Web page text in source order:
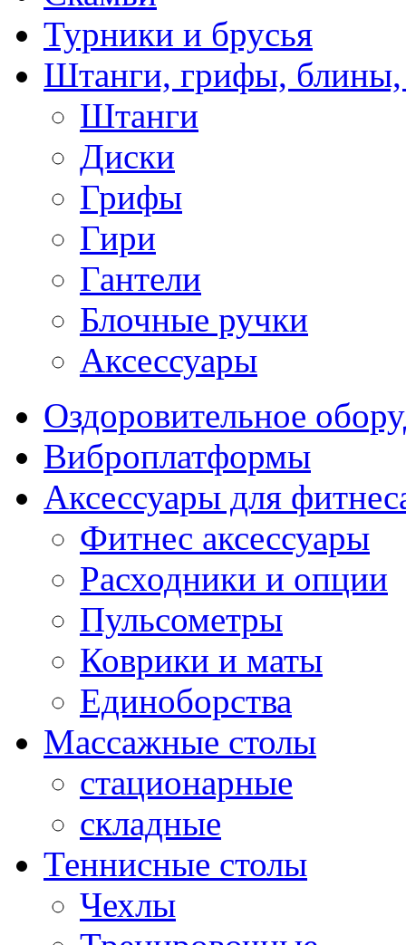
Турники и брусья
Штанги, грифы, блины,
Штанги
Диски
Грифы
Гири
Гантели
Блочные ручки
Аксессуары
Оздоровительное
Виброплатформы
Аксессуары для
Фитнес аксессуары
Расходники и опции
Пульсометры
Коврики и маты
Единоборства
Массажные столы
стационарные
складные
Теннисные столы
Чехлы